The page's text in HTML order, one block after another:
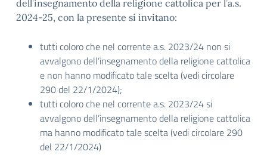
dell’insegnamento della religione cattolica per l’a.s.
2024-25, con la presente si invitano:
tutti coloro che nel corrente a.s. 2023/24 non si
avvalgono dell’insegnamento della religione cattolica
e non hanno modificato tale scelta (vedi circolare
290 del 22/1/2024);
tutti coloro che nel corrente a.s. 2023/24 si
avvalgono dell’insegnamento della religione cattolica
ma hanno modificato tale scelta (vedi circolare 290
del 22/1/2024)